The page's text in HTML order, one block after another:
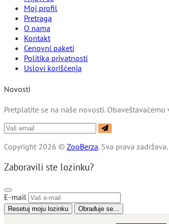
Moj profil
Pretraga
O nama
Kontakt
Cenovni paketi
Politika privatnosti
Uslovi korišćenja
Novosti
Pretplatite se na naše novosti.
Copyright 2026 © ZooBerza. Sva prava zadržava.
Zaboravili ste lozinku?
E-mail
Resetuj moju lozinku Obrađuje se...